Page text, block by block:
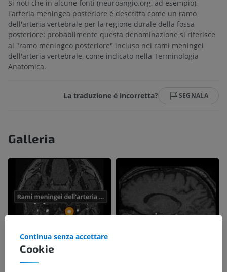
Si noti che in alcune fonti (neuroangio.org, ad esempio),
l'arteria meningea posteriore è descritta come un ramo
dell'arteria vertebrale per la regione durale della fossa
posteriore: probabilmente questa denominazione si riferisce
al "ramo meningeo posteriore" incluso nei rami meningei
dell'arteria vertebrale, come indicato nella Terminologia
Anatomica.
La traduzione è incorretta? SEGNALA
Galleria
Cookie
Continua senza accettare